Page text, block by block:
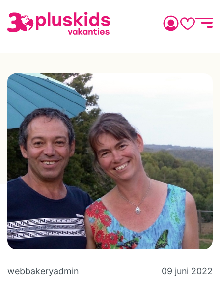
webbakeryadmin 09 juni 2022